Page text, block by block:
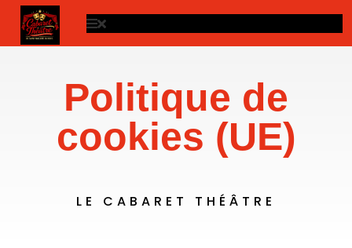
Politique de
cookies (UE)
LE CABARET THÉÂTRE